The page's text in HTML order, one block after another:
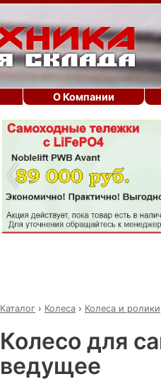
‹
Каталог › Колеса › Колеса и ролики
Колесо для
ведущее
О Компании